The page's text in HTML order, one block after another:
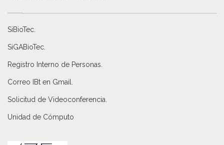
SiBioTec
SiGABioTec.
Registro Interno de Personas
Correo IBt en Gmail
Solicitud de Videoconferencia.
Unidad de Cómputo